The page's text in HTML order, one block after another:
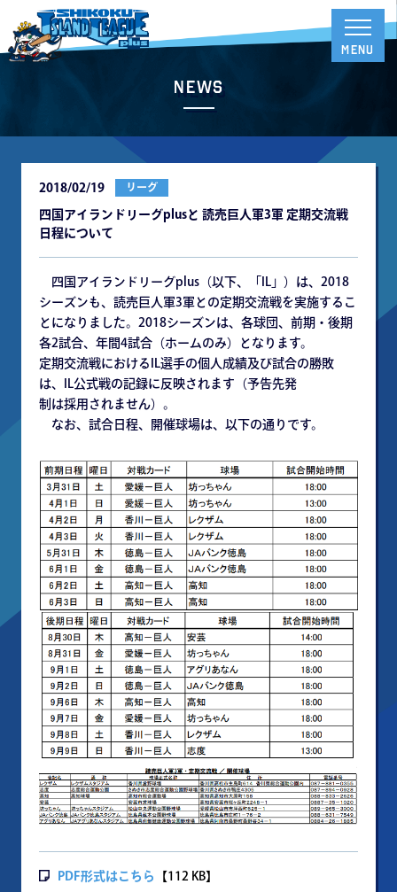
News
2018/02/19 リーグ
四国アイランドリーグplusと 読売巨人軍3軍 定期交流戦
日程について
四国アイランドリーグplus（以下、「IL」）は、2018
シーズンも、読売巨人軍3軍との定期交流戦を実施するこ
とになりました。2018シーズンは、各球団、前期・後期
各2試合、年間4試合（ホームのみ）となります。
定期交流戦におけるIL選手の個人成績及び試合の勝敗
は、IL公式戦の記録に反映されます（予告先発
制は採用されません）。
なお、試合日程、開催球場は、以下の通りです。
PDF形式はこちら 【112 KB】